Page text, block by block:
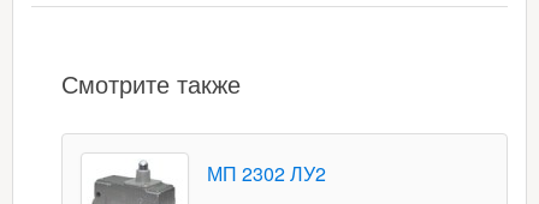
Смотрите также
МП 2302 ЛУ2